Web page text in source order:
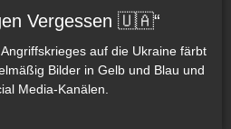
Vergessen 🇺🇦“
auf die Ukraine färbt
Bilder in Gelb und Blau und
Media-Kanälen.